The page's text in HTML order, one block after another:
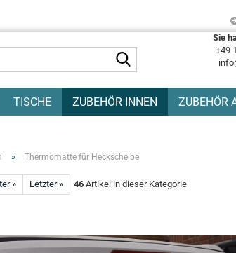
Sie
+49
TISCHE ZUBEHÖR INNEN ZUBEHÖR
» Thermomatte für Heckscheibe
» Letzter » 46 Artikel in dieser Kategorie